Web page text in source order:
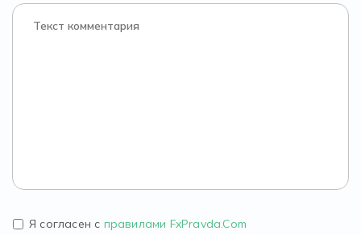
Я согласен с правилами FxPravda.Com